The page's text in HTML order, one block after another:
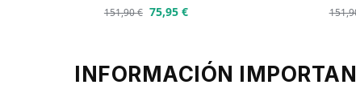
151,90€ 75,95 €
INFORMACIÓN